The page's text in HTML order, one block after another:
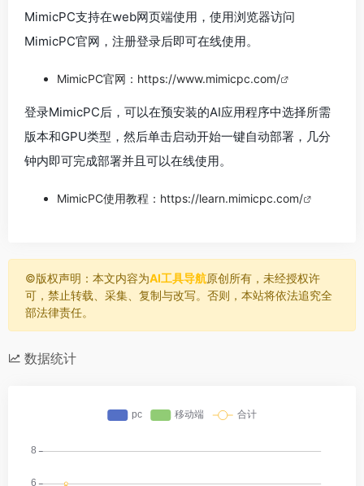
MimicPC支持在web网页端使用，使用浏览器访问
MimicPC官网，注册登录后即可在线使用。
MimicPC官网： https://www.mimicpc.com/
登录MimicPC后，可以在预安装的AI应用程序中选择所需
版本和GPU类型，然后单击启动开始一键自动部署，几分
钟内即可完成部署并且可以在线使用。
MimicPC使用教程： https://learn.mimicpc.com/
©️版权声明：本文内容为AI工具导航原创所有，未经授权许
可，禁止转载、采集、复制与改写。否则，本站将依法追究全
部法律责任。
数据统计